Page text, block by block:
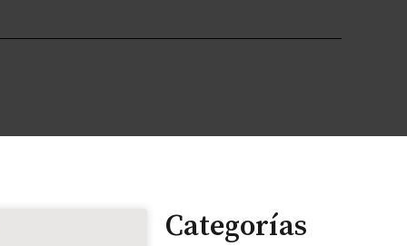
Categorías